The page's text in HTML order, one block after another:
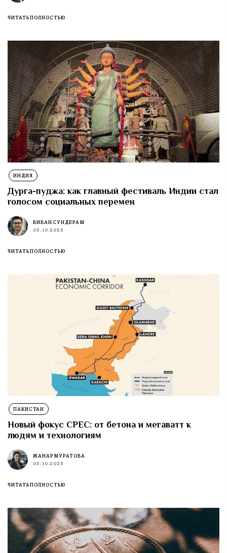
ЧИТАТЬ ПОЛНОСТЬЮ
ИНДИЯ
Дурга-пуджа: как главный фестиваль Индии стал
голосом социальных перемен
ВИВАН СУНДЕРАМ
05.10.2025
ЧИТАТЬ ПОЛНОСТЬЮ
ПАКИСТАН
Новый фокус CPEC: от бетона и мегаватт к
людям и технологиям
ЖАНАР МУРАТОВА
05.10.2025
ЧИТАТЬ ПОЛНОСТЬЮ